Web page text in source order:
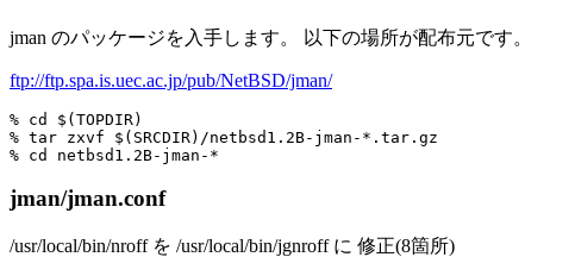
jman のパッケージを入手します。 以下の場所が配布元です。
ftp://ftp.spa.is.uec.ac.jp/pub/NetBSD/jman/
% cd $(TOPDIR)
% tar zxvf $(SRCDIR)/netbsd1.2B-jman-*.tar.gz
jman/jman.conf
/usr/local/bin/nroff を /usr/local/bin/jgnroff に 修正(8箇所)